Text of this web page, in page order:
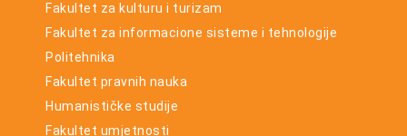
Fakultet za kulturu i turizam
Fakultet za informacione sisteme i tehnologije
Politehnika
Fakultet pravnih nauka
Humanističke studije
Fakultet umjetnosti